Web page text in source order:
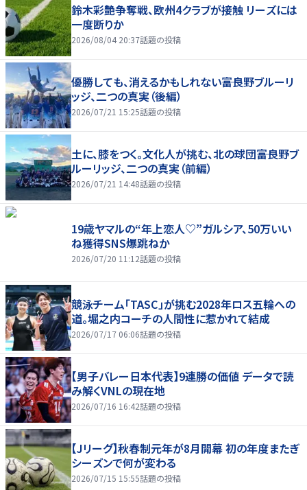
鈴木彩艶争奪戦、欧州4クラブが接触 リーズには
一度断りか
2026/08/04 20:37話題の投稿
優勝しても、消えるかもしれない――富良野ブルーリ
ッジ、二つの真実（後編）
2026/07/21 15:25話題の投稿
土に、膝をつく。文化人が挑む、北の球団――富良野ブ
ルーリッジ、二つの真実（前編）
2026/07/21 14:48話題の投稿
19歳ヤマルの“年上恋人♡”ガルシア、50万いい
ね獲得SNS爆跳ねか
2026/07/20 11:12話題の投稿
競泳チーム「TASC」が挑む2028年ロス五輪への
道。堀之内コーチの人間性に惹かれて結成
2026/07/17 06:06話題の投稿
【男子バレー日本代表】9連勝の価値 データで読
み解くVNLの現在地
2026/07/16 16:42話題の投稿
【Jリーグ】秋春制元年が8月開幕 初の年度またぎ
シーズンで何が変わる
2026/07/15 15:55話題の投稿